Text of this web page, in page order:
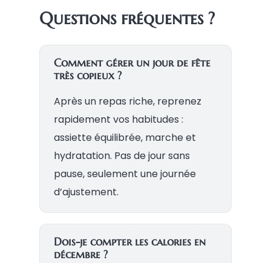
Questions fréquentes ?
Comment gérer un jour de fête
très copieux ?
Après un repas riche, reprenez
rapidement vos habitudes :
assiette équilibrée, marche et
hydratation. Pas de jour sans
pause, seulement une journée
d’ajustement.
Dois-je compter les calories en
décembre ?